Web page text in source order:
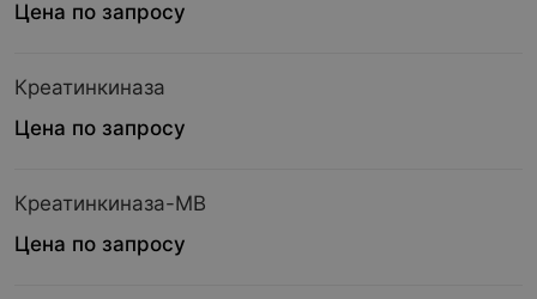
Цена по запросу
Креатинкиназа
Цена по запросу
Креатинкиназа-МВ
Цена по запросу